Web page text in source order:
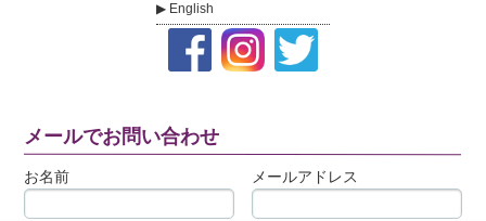
English
メールでお問い合わせ
お名前 メールアドレス